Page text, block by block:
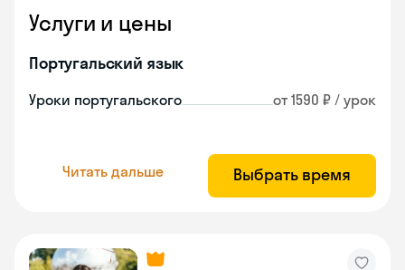
Услуги и цены
Португальский язык
Уроки португальского от 1590 ₽ / урок
Читать дальше Выбрать время